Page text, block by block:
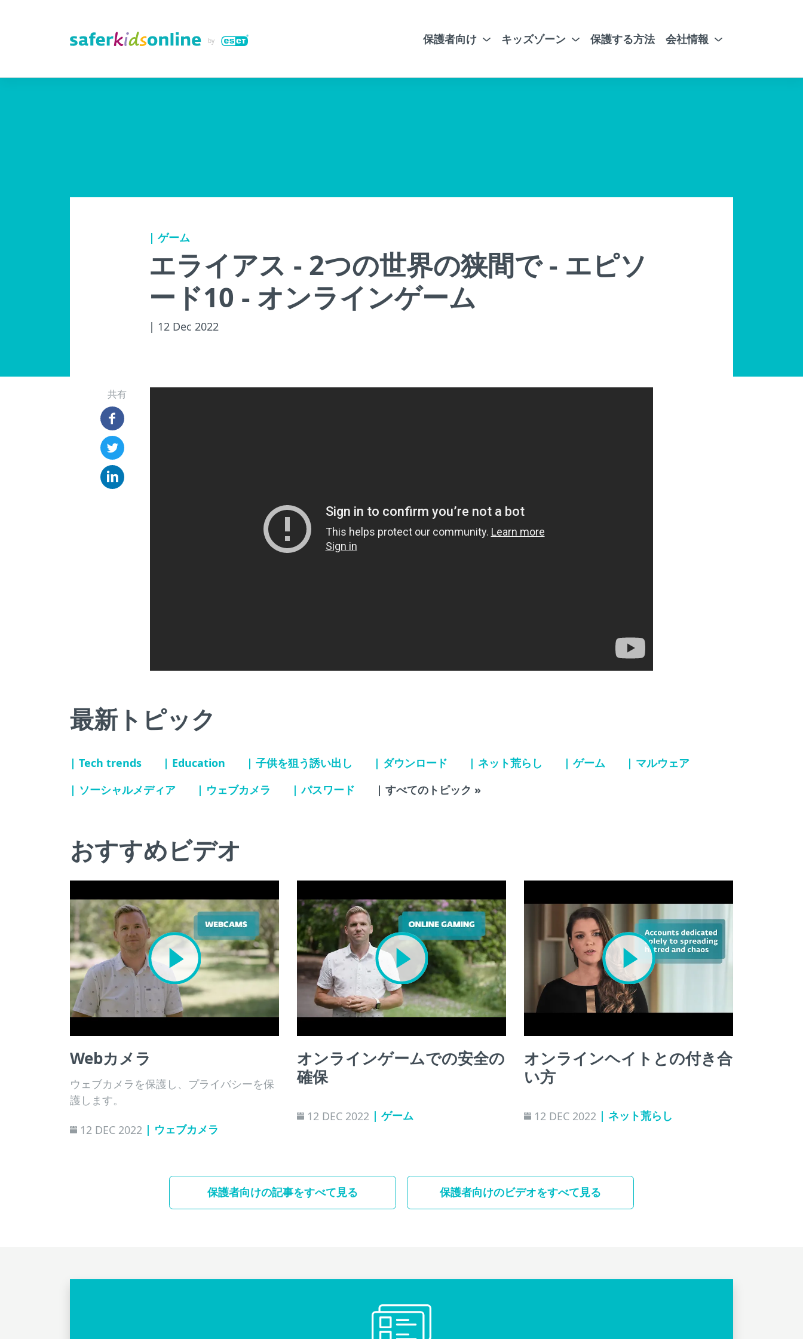
保護者向け キッズゾーン 保護する方法 会社情報
| ゲーム
エライアス - 2つの世界の狭間で - エピソ
ード10 - オンラインゲーム
| 12 Dec 2022
共有
最新トピック
| Tech trends | Education | 子供を狙う誘い出し | ダウンロード | ネット荒らし | ゲーム
| マルウェア
| ソーシャルメディア
| ウェブカメラ | パスワード | すべてのトピック »
おすすめビデオ
Webカメラ
ウェブカメラを保護し、プライバシーを保
護します。
12 DEC 2022 | ウェブカメラ
オンラインゲームでの安全の
確保
12 DEC 2022 | ゲーム
オンラインヘイトとの付き合
い方
12 DEC 2022 | ネット荒らし
保護者向けの記事をすべて見る 保護者向けのビデオをすべて見る